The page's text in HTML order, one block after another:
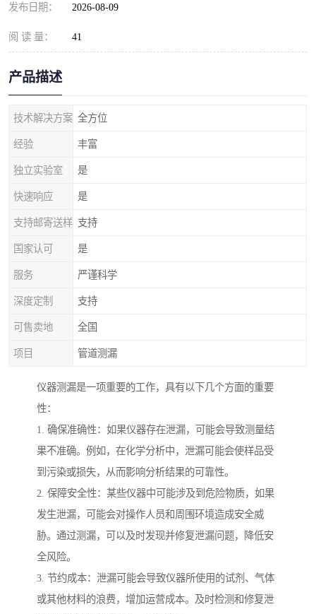
发布日期： 2026-08-09
阅 读 量： 41
产品描述
技术解决方案 全方位
经验 丰富
独立实验室 是
快速响应 是
支持邮寄送样 支持
国家认可 是
服务 严谨科学
深度定制 支持
可售卖地 全国
项目 管道测漏
仪器测漏是一项重要的工作，具有以下几个方面的重要
性：
1. 确保准确性：如果仪器存在泄漏，可能会导致测量结
果不准确。例如，在化学分析中，泄漏可能会使样品受
到污染或损失，从而影响分析结果的可靠性。
2. 保障安全性：某些仪器中可能涉及到危险物质，如果
发生泄漏，可能会对操作人员和周围环境造成安全威
胁。通过测漏，可以及时发现并修复泄漏问题，降低安
全风险。
3. 节约成本：泄漏可能会导致仪器所使用的试剂、气体
或其他材料的浪费，增加运营成本。及时检测和修复泄